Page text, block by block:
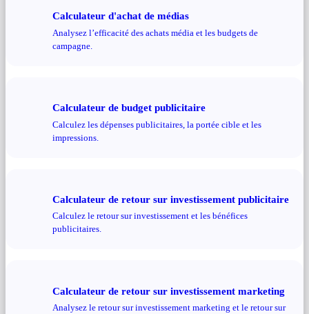
Calculateur d'achat de médias
Analysez l’efficacité des achats média et les budgets de
campagne.
Calculateur de budget publicitaire
Calculez les dépenses publicitaires, la portée cible et les
impressions.
Calculateur de retour sur investissement publicitaire
Calculez le retour sur investissement et les bénéfices
publicitaires.
Calculateur de retour sur investissement marketing
Analysez le retour sur investissement marketing et le retour sur